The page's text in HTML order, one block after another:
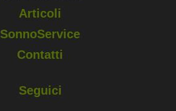
Articoli
SonnoService
Contatti
Seguici